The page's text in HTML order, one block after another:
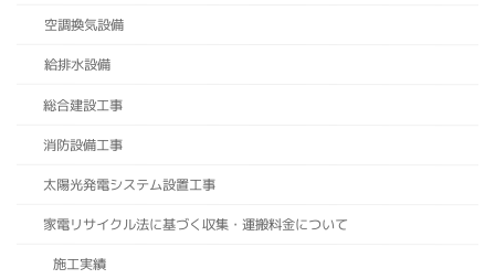
空調換気設備
給排水設備
総合建設工事
消防設備工事
太陽光発電システム設置工事
家電リサイクル法に基づく収集・運搬料金について
施工実績